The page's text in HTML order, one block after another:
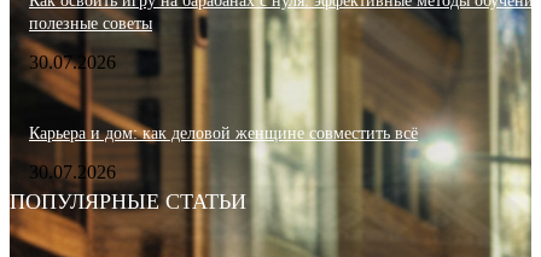
полезные советы
30.07.2026
Карьера и дом: как деловой женщине совместить всё
30.07.2026
ПОПУЛЯРНЫЕ СТАТЬИ